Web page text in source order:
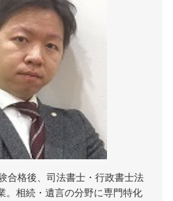
合格後、司法書士・行政書士法
。相続・遺言の分野に専門特化